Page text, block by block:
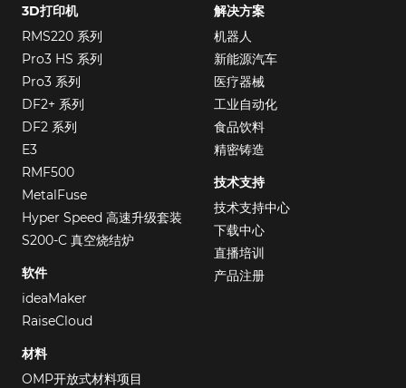
3D打印机
RMS220 系列
Pro3 HS 系列
Pro3 系列
DF2+ 系列
DF2 系列
E3
RMF500
MetalFuse
Hyper Speed 高速升级套装
S200-C 真空烧结炉
软件
ideaMaker
RaiseCloud
材料
OMP开放式材料项目
解决方案
机器人
新能源汽车
医疗器械
工业自动化
食品饮料
精密铸造
技术支持
技术支持中心
下载中心
直播培训
产品注册